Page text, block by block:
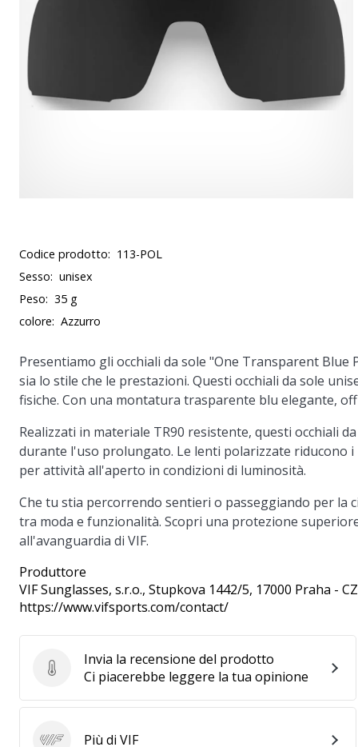
Codice prodotto: 113-POL
Sesso: unisex
Peso: 35 g
colore: Azzurro
Presentiamo gli occhiali da sole "One Transparent
sia lo stile che le prestazioni. Questi occhiali da sole
fisiche. Con una montatura trasparente blu elegante,
Realizzati in materiale TR90 resistente, questi occhiali
durante l'uso prolungato. Le lenti polarizzate riducono
per attività all'aperto in condizioni di luminosità.
Che tu stia percorrendo sentieri o passeggiando per
tra moda e funzionalità. Scopri una protezione
all'avanguardia di VIF.
Produttore
VIF Sunglasses, s.r.o., Stupkova 1442/5, 17000 Praha - CZ
https://www.vifsports.com/contact/
Invia la recensione del prodotto
Invia la recensione del prodotto
Ci piacerebbe leggere la tua opinione
Più di VIF